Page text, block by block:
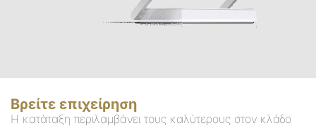
Βρείτε επιχείρηση
Η κατάταξη περιλαμβάνει τους καλύτερους στον κλάδο